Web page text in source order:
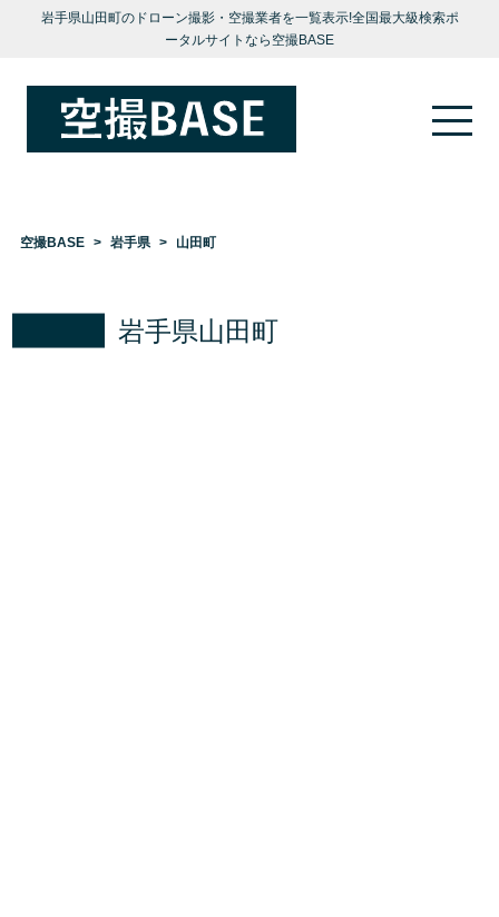
岩手県山田町のドローン撮影・空撮業者を一覧表示!全国最大級検索ポ
ータルサイトなら空撮BASE
空撮BASE 岩手県 山田町
岩手県山田町